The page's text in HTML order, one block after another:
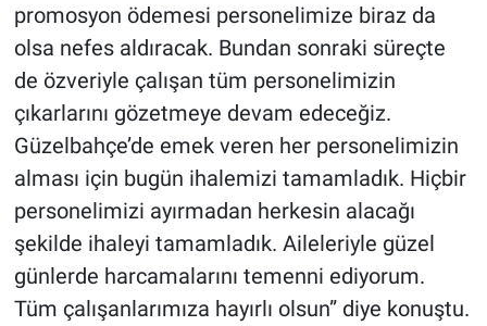
promosyon ödemesi personelimize biraz da
olsa nefes aldıracak. Bundan sonraki süreçte
de özveriyle çalışan tüm personelimizin
çıkarlarını gözetmeye devam edeceğiz.
Güzelbahçe’de emek veren her personelimizin
alması için bugün ihalemizi tamamladık. Hiçbir
personelimizi ayırmadan herkesin alacağı
şekilde ihaleyi tamamladık. Aileleriyle güzel
günlerde harcamalarını temenni ediyorum.
Tüm çalışanlarımıza hayırlı olsun” diye konuştu.